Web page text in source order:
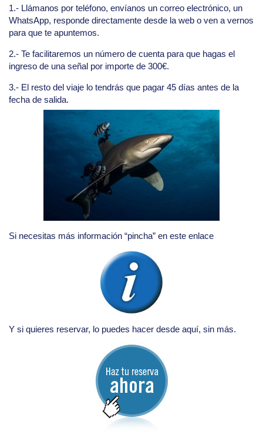
1.- Llámanos por teléfono, envíanos un correo electrónico, un
WhatsApp, responde directamente desde la web o ven a vernos
para que te apuntemos.
2.- Te facilitaremos un número de cuenta para que hagas el
ingreso de una señal por importe de 300€.
3.- El resto del viaje lo tendrás que pagar 45 días antes de la
fecha de salida.
Si necesitas más información “pincha” en este enlace
Y si quieres reservar, lo puedes hacer desde aquí, sin más.